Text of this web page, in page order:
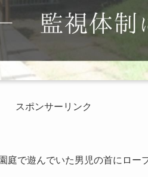
スポンサーリンク
で遊んでいた男児の首にロー